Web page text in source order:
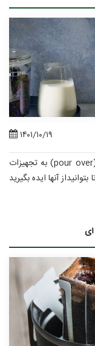
۱۴۰۱/۱۰/۱۹
برای آماده سازی و سفارشی ساختن قهوه پور اور (pour over) به تجهیزات
آورده شده تا بتوانیداز آنها‌ ایده بگیرید